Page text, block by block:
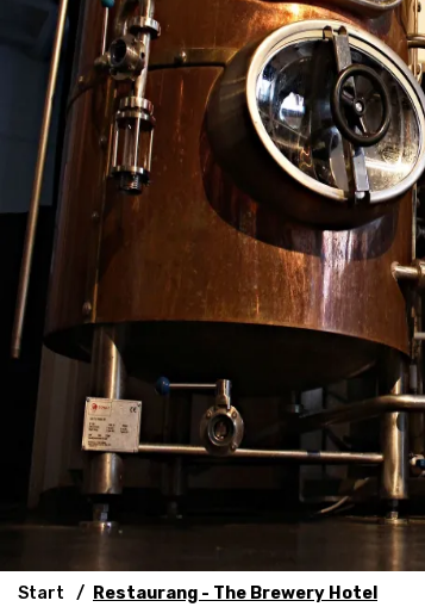
Start Restaurang - The Brewery Hotel